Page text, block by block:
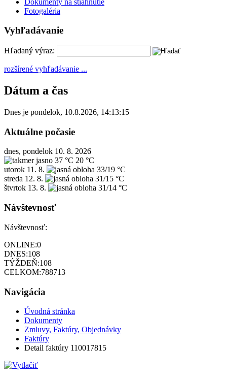
Fotogaléria
Vyhľadávanie
Hľadaný výraz:
rozšírené vyhľadávanie ...
Dátum a čas
Dnes je pondelok, 10.8.2026, 14:13:15
Aktuálne počasie
dnes, pondelok 10. 8. 2026
37 °C 20 °C
utorok 11. 8.
33/19 °C
streda 12. 8.
31/15 °C
štvrtok 13. 8. 31/14 °C
Návštevnosť
Návštevnosť:
ONLINE:0
DNES:108
TÝŽDEŇ:108
CELKOM:788713
Navigácia
Úvodná stránka
Dokumenty
Zmluvy, Faktúry, Objednávky
Faktúry
Detail faktúry 110017815